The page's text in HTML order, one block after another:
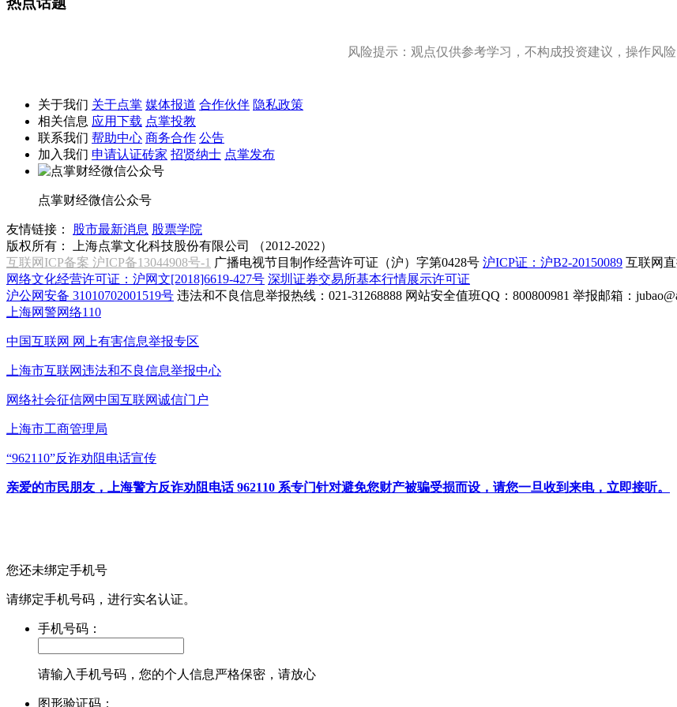
风险提示：观点仅供参考学习，不构成投资建议，操作风险
关于我们 关于点掌 媒体报道 合作伙伴 隐私政策
相关信息 应用下载 点掌投教
联系我们 帮助中心 商务合作 公告
加入我们 申请认证砖家 招贤纳士 点掌发布
点掌财经微信公众号
友情链接： 股市最新消息 股票学院
版权所有：
上海点掌文化科技股份有限公司 （2012-2022）
互联网ICP备案 沪ICP备13044908号-1 广播电视节目制作经营许可证（沪）字第0428号 沪ICP证：沪B2-20150089 互联网
网络文化经营许可证：沪网文[2018]6619-427号 深圳证券交易所基本行情展示许可证
沪公网安备 31010702001519号 违法和不良信息举报热线：021-31268888 网站安全值班QQ：800800981 举报邮箱：
上海网警网络110
中国互联网 网上有害信息举报专区
上海市互联网违法和不良信息举报中心
网络社会征信网中国互联网诚信门户
上海市工商管理局
“962110”反诈劝阻电话宣传
亲爱的市民朋友，上海警方反诈劝阻电话 962110 系专门针对避免您财产被骗受损而设，请您一旦收到来电，立即接听。
您还未绑定手机号
请绑定手机号码，进行实名认证。
手机号码：
请输入手机号码，您的个人信息严格保密，请放心
图形验证码：